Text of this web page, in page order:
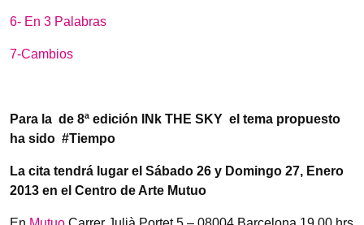
6- En 3 Palabras
7-Cambios
Para la de 8ª edición INk THE SKY el tema propuesto
ha sido #Tiempo
La cita tendrá lugar el Sábado 26 y Domingo 27, Enero
2013 en el Centro de Arte Mutuo